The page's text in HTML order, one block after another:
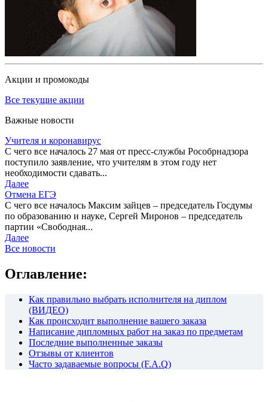
Акции и промокоды
Все текущие акции
Важные новости
Учителя и коронавирус
С чего все началось 27 мая от пресс-службы Рособрнадзора
поступило заявление, что учителям в этом году нет
необходимости сдавать...
Далее
Отмена ЕГЭ
С чего все началось Максим зайцев – председатель Госдумы
по образованию и науке, Сергей Миронов – председатель
партии «Свободная...
Далее
Все новости
Оглавление:
Как правильно выбрать исполнителя на диплом
(ВИДЕО)
Как происходит выполнение вашего заказа
Написание дипломных работ на заказ по предметам
Последние выполненные заказы
Отзывы от клиентов
Часто задаваемые вопросы (F.A.Q)